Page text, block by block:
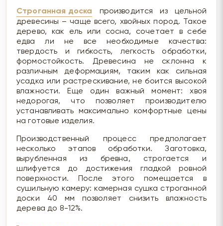
Строганная доска производится из цельной
древесины – чаще всего, хвойных пород. Такое
дерево, как ель или сосна, сочетает в себе
едва ли не все необходимые качества:
твердость и гибкость, легкость обработки,
формостойкость. Древесина не склонна к
различным деформациям, таким как сильная
усадка или растрескивание, не боится высокой
влажности. Еще один важный момент: хвоя
недорогая, что позволяет производителю
устанавливать максимально комфортные цены
на готовые изделия.
Производственный процесс предполагает
несколько этапов обработки. Заготовка,
вырубленная из бревна, строгается и
шлифуется до достижения гладкой ровной
поверхности. После этого помещается в
сушильную камеру: камерная сушка строганной
доски 40 мм позволяет снизить влажность
дерева до 8-12%.